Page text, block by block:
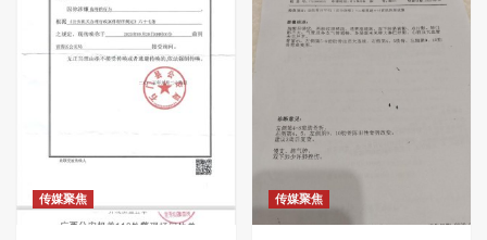
传媒聚焦 传媒聚焦